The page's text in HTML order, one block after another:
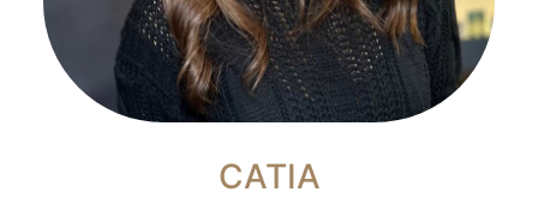
CATIA